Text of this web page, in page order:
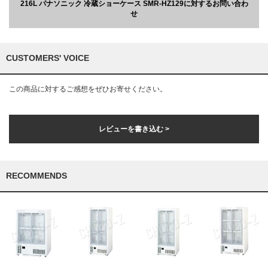
216L パナソニック 冷蔵ショーケース SMR-HZ129に対するお問い合わ
せ
CUSTOMERS' VOICE
この商品に対するご感想をぜひお寄せください。
レビューを書き込む >
RECOMMENDS